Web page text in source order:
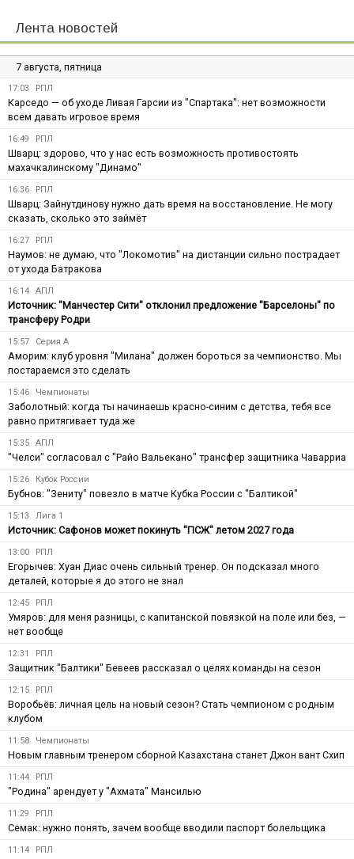
Лента новостей
7 августа, пятница
17:03 РПЛ
Карседо — об уходе Ливая Гарсии из "Спартака": нет возможности
всем давать игровое время
16:49 РПЛ
Шварц: здорово, что у нас есть возможность противостоять
махачкалинскому "Динамо"
16:36 РПЛ
Шварц: Зайнутдинову нужно дать время на восстановление. Не могу
сказать, сколько это займёт
16:27 РПЛ
Наумов: не думаю, что "Локомотив" на дистанции сильно пострадает
от ухода Батракова
16:14 АПЛ
Источник: "Манчестер Сити" отклонил предложение "Барселоны" по
трансферу Родри
15:57 Серия А
Аморим: клуб уровня "Милана" должен бороться за чемпионство. Мы
постараемся это сделать
15:46 Чемпионаты
Заболотный: когда ты начинаешь красно-синим с детства, тебя все
равно притягивает туда же
15:35 АПЛ
"Челси" согласовал с "Райо Вальекано" трансфер защитника Чаварриа
15:26 Кубок России
Бубнов: "Зениту" повезло в матче Кубка России с "Балтикой"
15:13 Лига 1
Источник: Сафонов может покинуть "ПСЖ" летом 2027 года
13:00 РПЛ
Егорычев: Хуан Диас очень сильный тренер. Он подсказал много
деталей, которые я до этого не знал
12:45 РПЛ
Умяров: для меня разницы, с капитанской повязкой на поле или без, —
нет вообще
12:31 РПЛ
Защитник "Балтики" Бевеев рассказал о целях команды на сезон
12:15 РПЛ
Воробьёв: личная цель на новый сезон? Стать чемпионом с родным
клубом
11:58 Чемпионаты
Новым главным тренером сборной Казахстана станет Джон вант Схип
11:44 РПЛ
"Родина" арендует у "Ахмата" Мансилью
11:29 РПЛ
Семак: нужно понять, зачем вообще вводили паспорт болельщика
11:14 РПЛ